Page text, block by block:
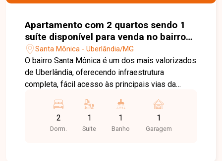
Apartamento com 2 quartos sendo 1
suíte disponível para venda no bairro
Santa Mônica em Uberlândia-MG
Santa Mônica - Uberlândia/MG
O bairro Santa Mônica é um dos mais valorizados
de Uberlândia, oferecendo infraestrutura
completa, fácil acesso às principais vias da
supermercados, escolas, farmácias e diversos
comércios. Uma excelente localização para quem
busca praticidade, conforto e qualidade de vida.
2
Dorm.
1
Suite
1
Banho
1
Garagem